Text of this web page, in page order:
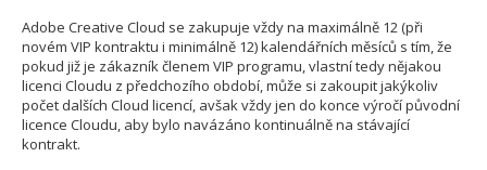
Adobe Creative Cloud se zakupuje vždy na maximálně 12 (při
novém VIP kontraktu i minimálně 12) kalendářních měsíců s tím, že
pokud již je zákazník členem VIP programu, vlastní tedy nějakou
licenci Cloudu z předchozího období, může si zakoupit jakýkoliv
počet dalších Cloud licencí, avšak vždy jen do konce výročí původní
licence Cloudu, aby bylo navázáno kontinuálně na stávající
kontrakt.